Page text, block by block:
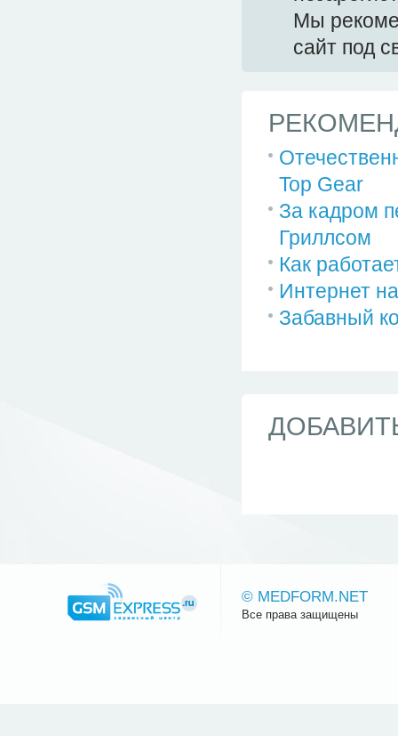
Мы
сайт под
Top Gear
За кадром
Гриллсом
Как
Интернет
Забавный
© MEDFORM.NET
Все права защищены